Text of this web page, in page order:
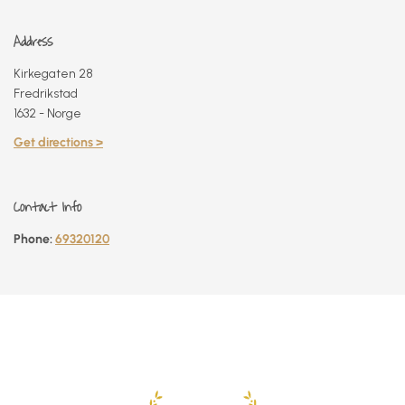
Address
Kirkegaten 28
Fredrikstad
1632 - Norge
Get directions >
Contact Info
Phone:69320120